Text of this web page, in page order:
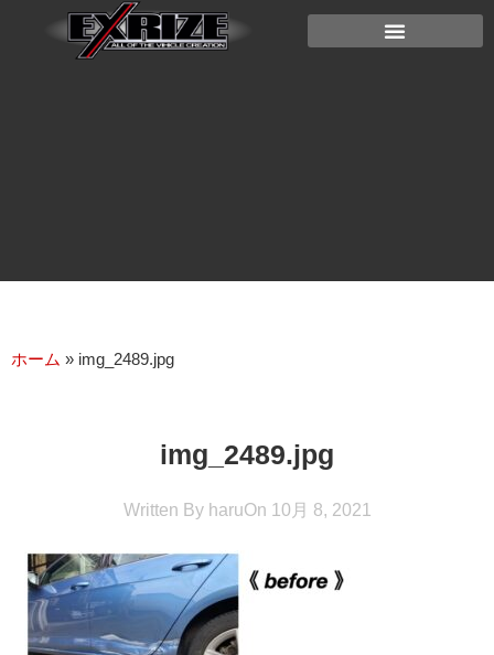
ホーム » img_2489.jpg
img_2489.jpg
Written ByharuOn 10月 8, 2021